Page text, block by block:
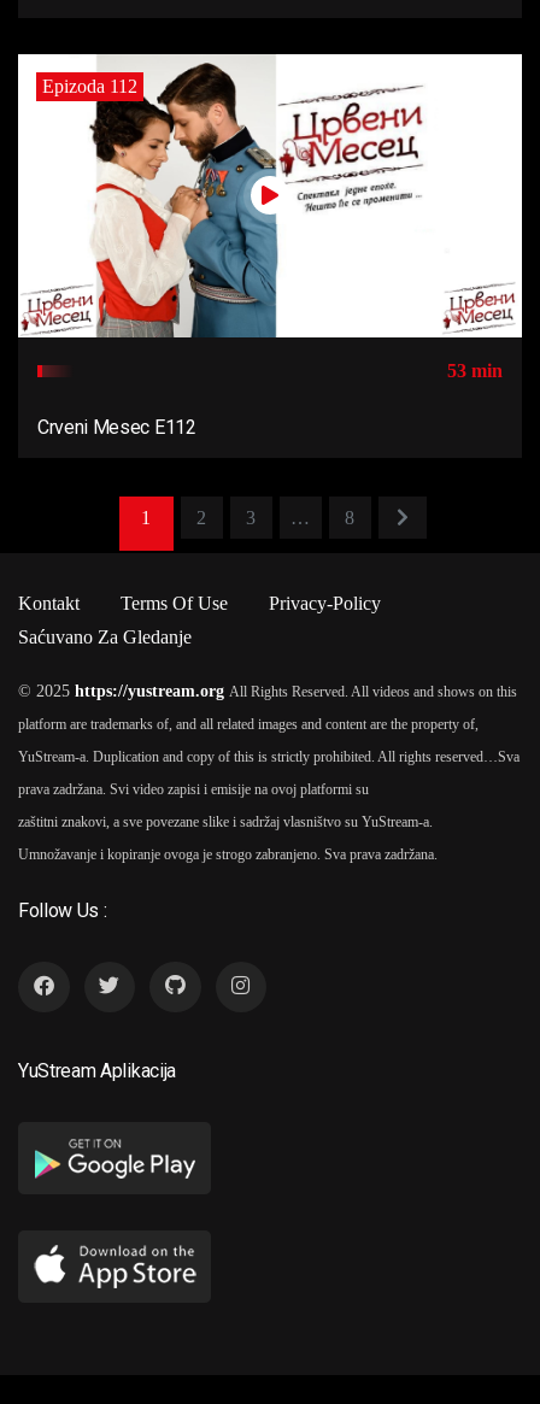
Epizoda 112
53 min
Crveni Mesec E112
1 2 3 … 8
Kontakt Terms Of Use
Privacy-Policy
Saćuvano Za Gledanje
© 2025 https://yustream.org All Rights Reserved. All videos and shows on this
platform are trademarks of, and all related images and content are the property of,
YuStream-a. Duplication and copy of this is strictly prohibited. All rights reserved… Sva
prava zadržana. Svi video zapisi i emisije na ovoj platformi su
zaštitni znakovi, a sve povezane slike i sadržaj vlasništvo su YuStream-a.
Umnožavanje i kopiranje ovoga je strogo zabranjeno. Sva prava zadržana.
Follow Us :
YuStream Aplikacija